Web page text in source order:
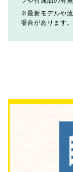
最新モデルや
場合があります。